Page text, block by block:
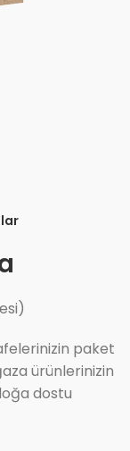
paket
ürünlerinizin
dostu